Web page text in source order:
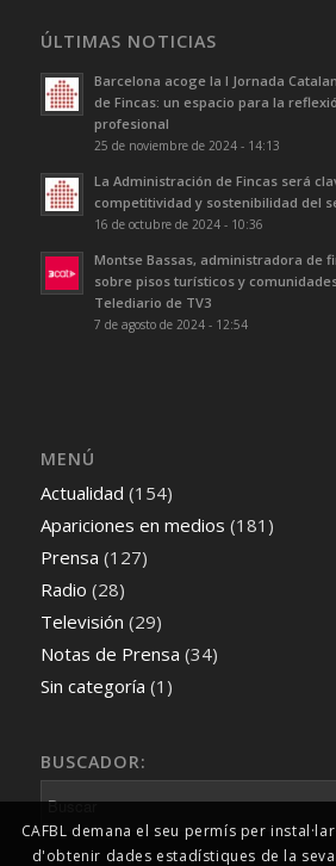
ÚLTIMAS NOTICIAS
Barcelona acoge la I Jornada
de Fincas: un espacio para la
profesional
25 de noviembre de 2024 - 14:13
La Administración de Fincas será
competitividad y sostenibilidad del
16 de octubre de 2024 - 10:36
Montse Bassas, administradora de
sobre pisos turísticos y
Telediario de TV3
7 de agosto de 2024 - 12:54
MENÚ
Actualidad (154)
Apariciones en medios (181)
Prensa (127)
Radio (28)
Televisión (29)
Notas de Prensa (34)
Sin categoría (1)
BUSCADOR:
CAFBL demana el seu permís per
d'obtenir dades estadístiques de la